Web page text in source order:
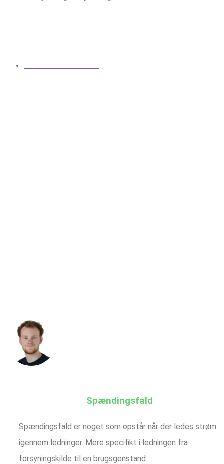
Spændingsfald
Spændingsfald er noget som opstår når der ledes strøm
igennem ledninger. Mere specifikt i ledningen fra
forsyningskilde til en brugsgenstand.